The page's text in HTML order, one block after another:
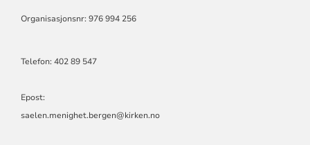
Organisasjonsnr: 976 994 256
Telefon: 402 89 547
Epost:
saelen.menighet.bergen@kirken.no